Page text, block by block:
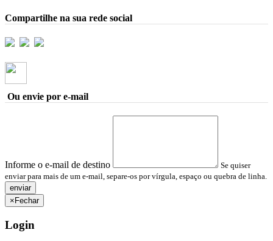
Compartilhe na sua rede social
Ou envie por e-mail
Informe o e-mail de destino
Se quiser
enviar para mais de um e-mail, separe-os por vírgula, espaço ou quebra de linha.
× Fechar
Login